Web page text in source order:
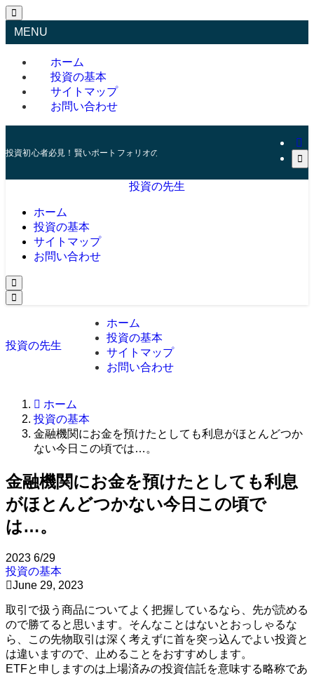
MENU
ホーム
投資の基本
サイトマップ
お問い合わせ
投資初心者必見！賢いポートフォリオの組み方とリスク管理の秘訣
投資の先生
ホーム
投資の基本
サイトマップ
お問い合わせ
投資の先生
ホーム
投資の基本
サイトマップ
お問い合わせ
ホーム
投資の基本
金融機関にお金を預けたとしても利息がほとんどつか
ない今日この頃では…。
金融機関にお金を預けたとしても利息
がほとんどつかない今日この頃で
は…。
2023 6/29
投資の基本
June 29, 2023
取引で扱う商品についてよく把握しているなら、先が読める
ので勝てると思います。そんなことはないとおっしゃるな
ら、この先物取引は深く考えずに首を突っ込んでよい投資と
は違いますので、止めることをおすすめします。
ETFと申しますのは上場済みの投資信託を意味する略称であ